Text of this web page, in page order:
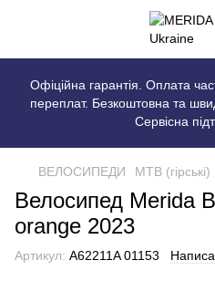
Офіційна гарантія. Оплата
переплат. Безкоштовна та
Сервісна
ВЕЛОСИПЕДИ MTB (гірські)
Велосипед Merida
orange 2023
Артикул: A62211A 01153